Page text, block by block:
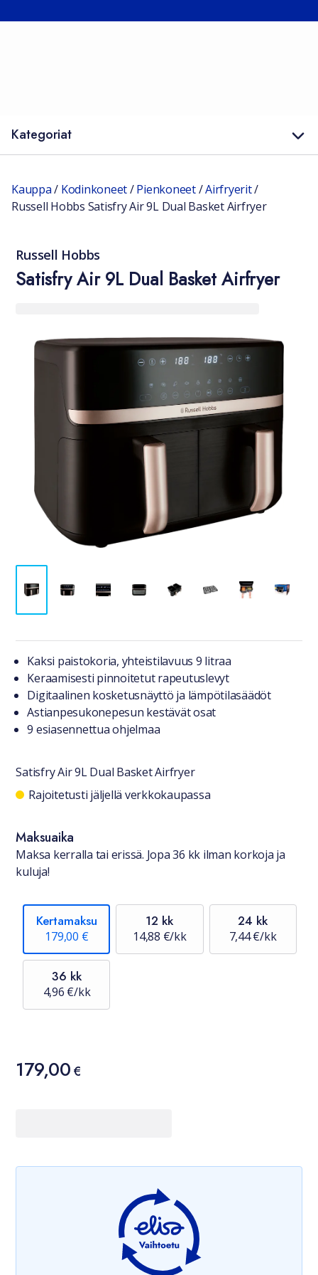
Kategoriat
Kauppa/ Kodinkoneet/Pienkoneet/Airfryerit/
Russell Hobbs Satisfry Air 9L Dual Basket Airfryer
Russell Hobbs
Satisfry Air 9L Dual Basket Airfryer
Tuotteesta lyhyesti
Kaksi paistokoria, yhteistilavuus 9 litraa
Keraamisesti pinnoitetut rapeutuslevyt
Digitaalinen kosketusnäyttö ja lämpötilasäädöt
Astianpesukonepesun kestävät osat
9 esiasennettua ohjelmaa
Satisfry Air 9L Dual Basket Airfryer
Saatavuustiedot
Rajoitetusti jäljellä verkkokaupassa
Maksuaika
Maksa kerralla tai erissä. Jopa 36 kk ilman korkoja ja
kuluja!
Kertamaksu
179,00 €
12 kk
14,88 €/kk
24 kk
7,44 €/kk
36 kk
4,96 €/kk
Hinta
179,00 €
179,00€